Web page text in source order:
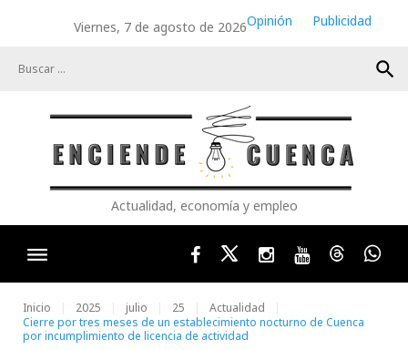
Viernes, 7 de agosto de 2026Opinión
Publicidad
search
Actualidad, economía y empleo
FacebookTwitterInstagram
YoutubeThreads
Inicio 2025 julio 25
Actualidad
Cierre por tres meses de un establecimiento nocturno de Cuenca
por incumplimiento de licencia de actividad